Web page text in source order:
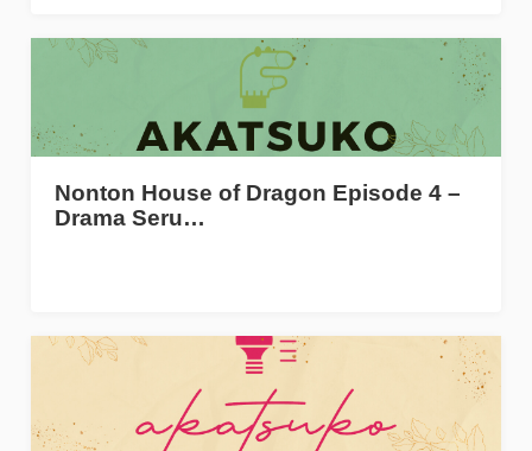
Nonton House of Dragon Episode 4 –
Drama Seru…